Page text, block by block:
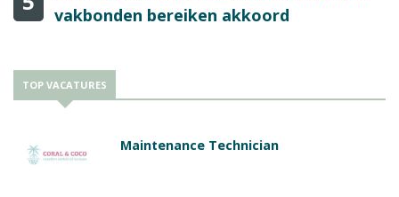
vakbonden bereiken akkoord
TOP VACATURES
Maintenance Technician